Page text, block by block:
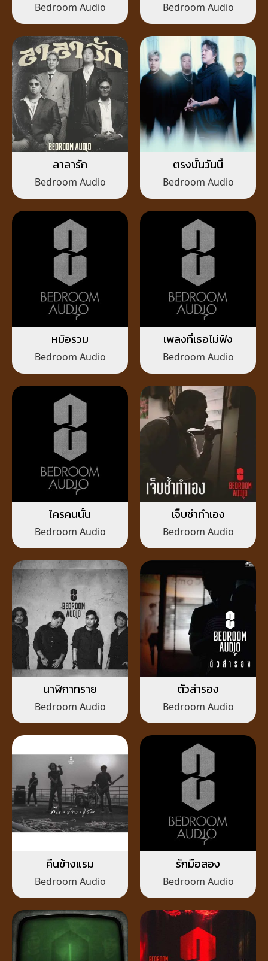
Bedroom Audio Bedroom Audio
ลาลารัก
Bedroom Audio
ตรงนั้นวันนี้
Bedroom Audio
หม้อรวม
Bedroom Audio
เพลงที่เธอไม่ฟัง
Bedroom Audio
ใครคนนั้น
Bedroom Audio
เจ็บช้ำทำเอง
Bedroom Audio
นาฬิกาทราย
Bedroom Audio
ตัวสำรอง
Bedroom Audio
คืนข้างแรม
Bedroom Audio
รักมือสอง
Bedroom Audio